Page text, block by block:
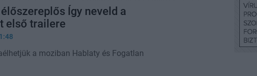
Így neveld a
első trailere
a moziban Hablaty és Fogatlan